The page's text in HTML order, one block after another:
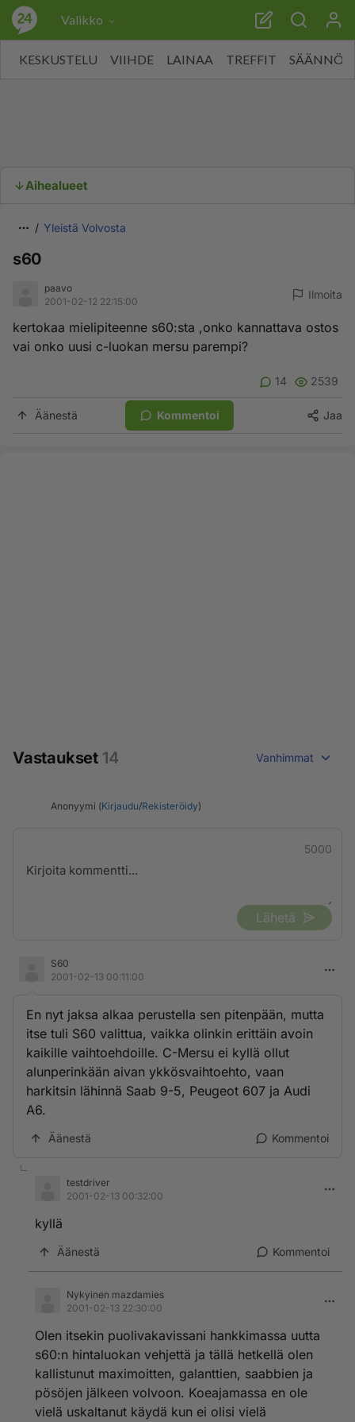
Valikko
KESKUSTELU VIIHDE LAINAA TREFFIT SÄÄNNÖT
Aihealueet
Yleistä Volvosta
s60
paavo
2001-02-12 22:15:00
Ilmoita
kertokaa mielipiteenne s60:sta ,onko kannattava ostos
vai onko uusi c-luokan mersu parempi?
14 2539
Äänestä Kommentoi Jaa
Vastaukset 14 Vanhimmat
Anonyymi (Kirjaudu/Rekisteröidy)
5000
Lähetä
S60
2001-02-13 00:11:00
En nyt jaksa alkaa perustella sen pitenpään, mutta
itse tuli S60 valittua, vaikka olinkin erittäin avoin
kaikille vaihtoehdoille. C-Mersu ei kyllä ollut
alunperinkään aivan ykkösvaihtoehto, vaan
harkitsin lähinnä Saab 9-5, Peugeot 607 ja Audi
A6.
Äänestä Kommentoi
testdriver
2001-02-13 00:32:00
kyllä
Äänestä Kommentoi
Nykyinen mazdamies
2001-02-13 22:30:00
Olen itsekin puolivakavissani hankkimassa uutta
s60:n hintaluokan vehjettä ja tällä hetkellä olen
kallistunut maximoitten, galanttien, saabbien ja
pösöjen jälkeen volvoon. Koeajamassa en ole
vielä uskaltanut käydä kun ei olisi vielä